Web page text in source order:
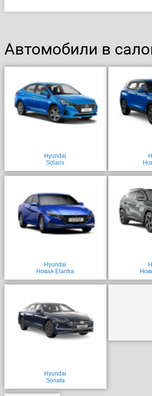
Автомобили в
Hyundai
Solaris
Hyundai
Новая Elantra
Hyundai
Sonata